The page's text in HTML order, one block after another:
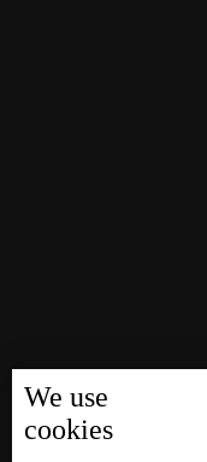
We use
cookies